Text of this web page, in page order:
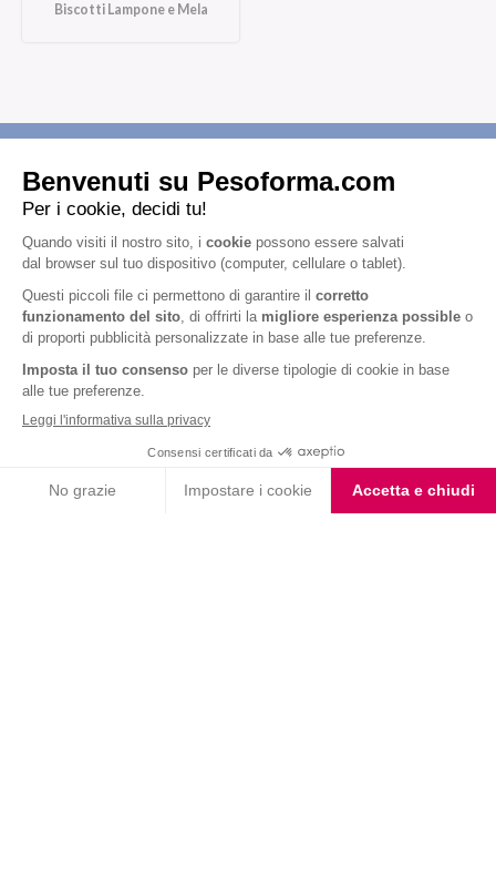
Biscotti Lampone e Mela
Letta l'informativa privacy, acconsento all'iscrizione alla newsletter
Nutrition & Sante' Italia Spa
via Gioacchino Rossini 1/A